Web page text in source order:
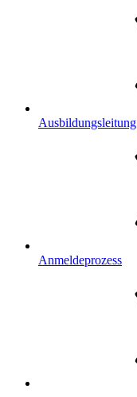
Ausbildungsleitung
Anmeldeprozess